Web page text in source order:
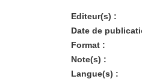
Editeur(s) :
Date de
Format :
Note(s) :
Langue(s) :